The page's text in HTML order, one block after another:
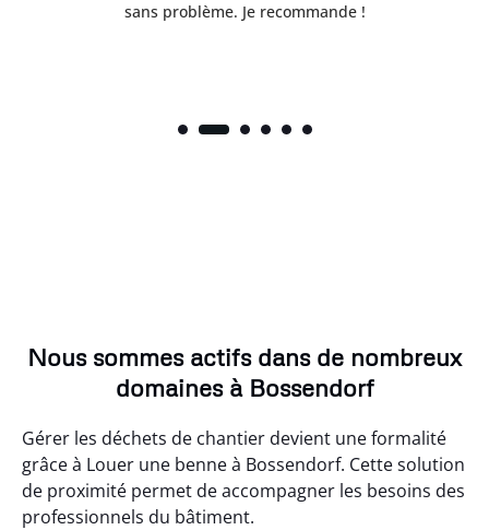
sans problème. Je recommande !
Nous sommes actifs dans de nombreux
domaines à Bossendorf
Gérer les déchets de chantier devient une formalité
grâce à Louer une benne à Bossendorf. Cette solution
de proximité permet de accompagner les besoins des
professionnels du bâtiment.